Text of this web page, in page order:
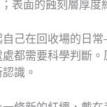
表面的蝕刻層厚
自己在回收場的日
都需要科學判斷
識。